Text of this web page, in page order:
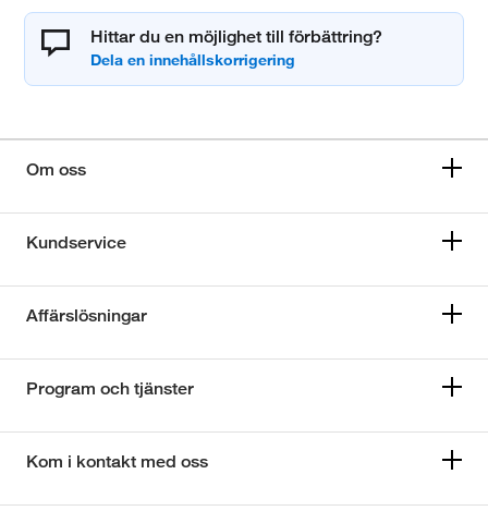
Hittar du en möjlighet till förbättring?
Om oss
Kundservice
Affärslösningar
Program och tjänster
Kom i kontakt med oss